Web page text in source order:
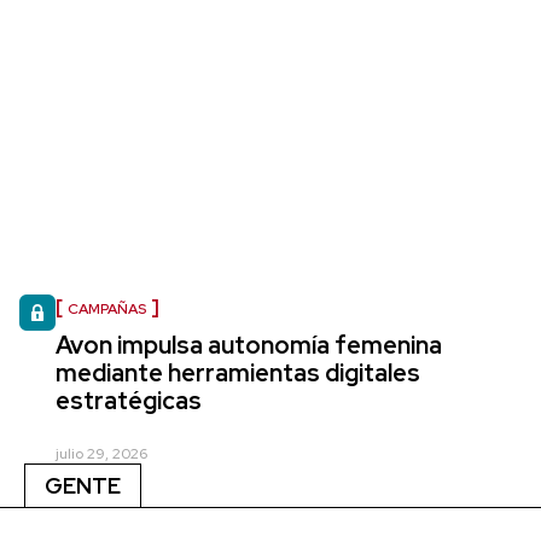
CAMPAÑAS
Avon impulsa autonomía femenina
mediante herramientas digitales
estratégicas
julio 29, 2026
GENTE